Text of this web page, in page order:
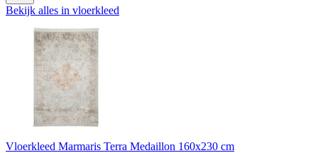
Bekijk alles in vloerkleed
Vloerkleed Marmaris Terra Medaillon 160x230 cm